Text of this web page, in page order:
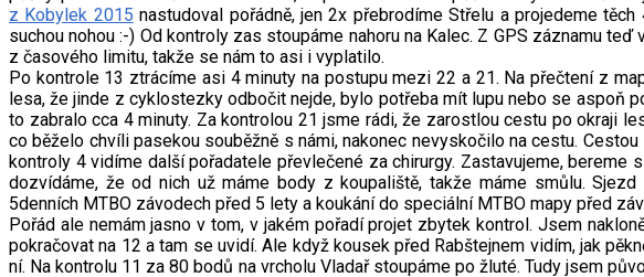
z Kobylek 2015 nastudoval pořádně, jen 2x přebrodíme Střelu a projedeme
suchou nohou :-) Od kontroly zas stoupáme nahoru na Kalec. Z GPS záznamu
z časového limitu, takže se nám to asi i vyplatilo.
Po kontrole 13 ztrácíme asi 4 minuty na postupu mezi 22 a 21. Na přečtení z
lesa, že jinde z cyklostezky odbočit nejde, bylo potřeba mít lupu nebo se aspoň
to zabralo cca 4 minuty. Za kontrolou 21 jsme rádi, že zarostlou cestu po okraji
co běželo chvíli pasekou souběžně s námi, nakonec nevyskočilo na cestu.
kontroly 4 vidíme další pořadatele převlečené za chirurgy. Zastavujeme, bereme
dozvídáme, že od nich už máme body z koupaliště, takže máme smůlu.
5denních MTBO závodech před 5 lety a koukání do speciální MTBO mapy před
Pořád ale nemám jasno v tom, v jakém pořadí projet zbytek kontrol. Jsem
pokračovat na 12 a tam se uvidí. Ale když kousek před Rabštejnem vidím, jak
ní. Na kontrolu 11 za 80 bodů na vrcholu Vladař stoupáme po žluté. Tudy jsem